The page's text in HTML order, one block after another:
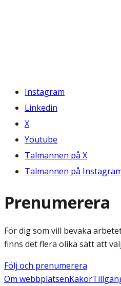
Instagram
Linkedin
X
Youtube
Talmannen på X
Talmannen på
Prenumerera
För dig som vill bevaka
finns det flera olika sätt att
Följ och prenumerera
Om webbplatsenKakor